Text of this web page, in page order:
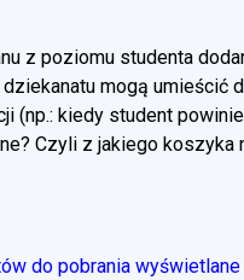
z poziomu studenta
mogą umieścić
(np.: kiedy student
Czyli z jakiego koszyka
do pobrania